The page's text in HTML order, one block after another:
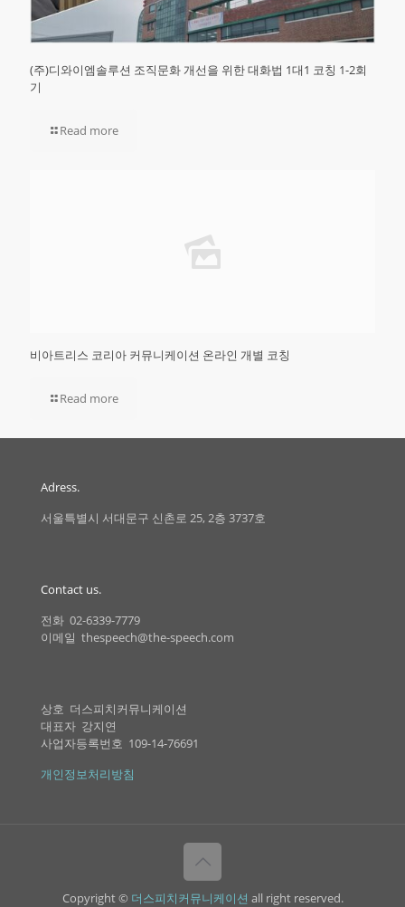
(주)디와이엠솔루션 조직문화 개선을 위한 대화법 1대1 코칭 1-2회
기
Read more
비아트리스 코리아 커뮤니케이션 온라인 개별 코칭
Read more
Adress.
서울특별시 서대문구 신촌로 25, 2층 3737호
Contact us.
전화 02-6339-7779
이메일 thespeech@the-speech.com
상호 더스피치커뮤니케이션
대표자 강지연
사업자등록번호 109-14-76691
개인정보처리방침
Copyright © 더스피치커뮤니케이션 all right reserved.